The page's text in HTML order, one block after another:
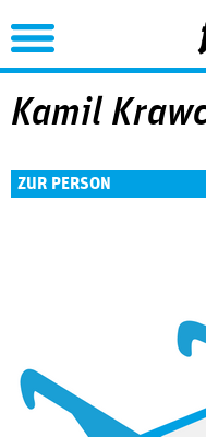
Kamil
ZUR PERSON